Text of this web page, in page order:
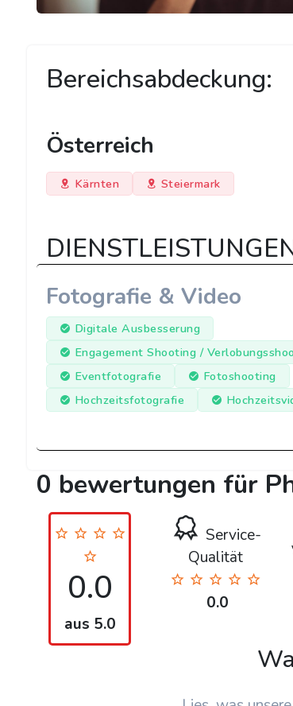
Bereichsabdeckung:
Österreich
Kärnten Steiermark
Fotografie & Video
Digitale Ausbesserung
Engagement Shooting /
Eventfotografie
Fotoshooting
Hochzeitsfotografie
0 bewertungen für
0.0
aus 5.0
Service-
Qualität
0.0